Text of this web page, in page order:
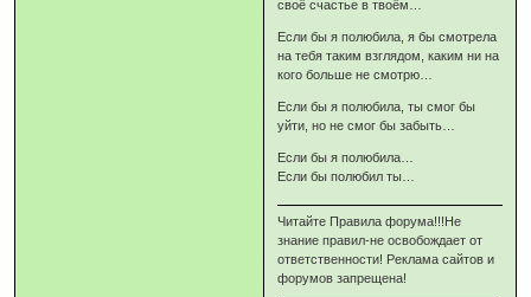
своё счастье в твоём…
Если бы я полюбила, я бы смотрела
на тебя таким взглядом, каким ни на
кого больше не смотрю…
Если бы я полюбила, ты смог бы
уйти, но не смог бы забыть…
Если бы я полюбила…
Если бы полюбил ты…
Читайте Правила форума!!!Не
знание правил-не освобождает от
ответственности! Реклама сайтов и
форумов запрещена!